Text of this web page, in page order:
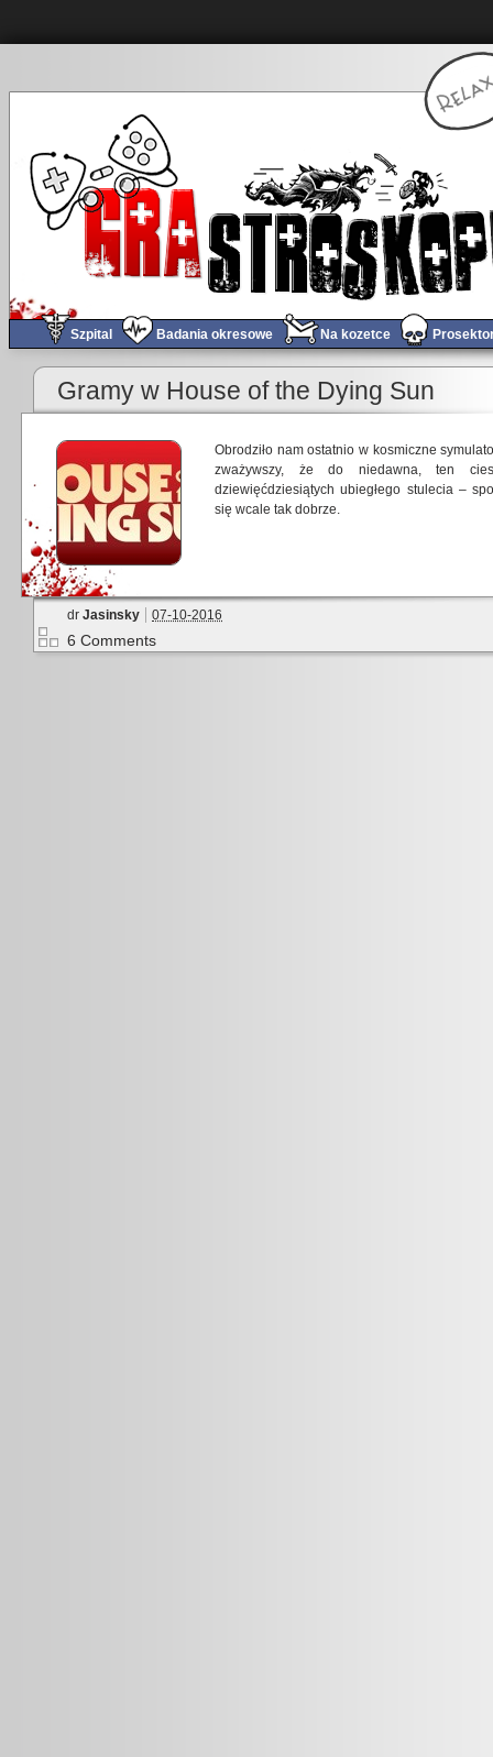
Szpital Badania okresowe Na kozetce
Gramy w House of the Dying Sun
Obrodziło nam ostatnio w kosmiczne
zważywszy, że do niedawna, ten
dziewięćdziesiątych ubiegłego stulecia –
się wcale tak dobrze.
dr Jasinsky 07-10-2016
6 Comments